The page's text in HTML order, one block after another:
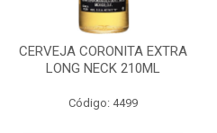
CERVEJA CORONITA EXTRA
LONG NECK 210ML
Código: 4499